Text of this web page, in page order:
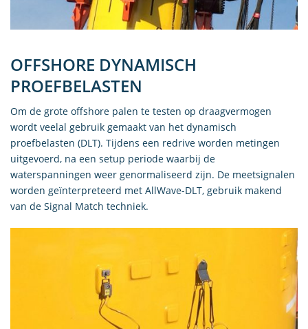
OFFSHORE DYNAMISCH
PROEFBELASTEN
Om de grote offshore palen te testen op draagvermogen
wordt veelal gebruik gemaakt van het dynamisch
proefbelasten (DLT). Tijdens een redrive worden metingen
uitgevoerd, na een setup periode waarbij de
waterspanningen weer genormaliseerd zijn. De meetsignalen
worden geïnterpreteerd met AllWave-DLT, gebruik makend
van de Signal Match techniek.